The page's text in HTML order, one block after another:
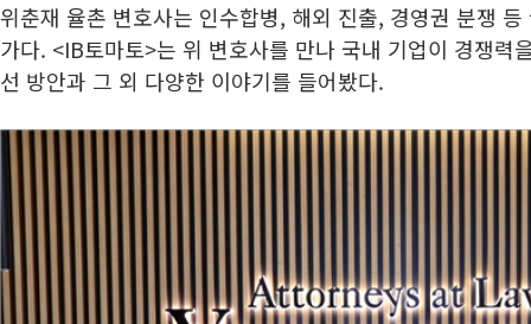
위춘재 율촌 변호사는 인수합병, 해외 진출, 경영권 분쟁
가다. <IB토마토>는 위 변호사를 만나 국내 기업이 경쟁력
선 방안과 그 외 다양한 이야기를 들어봤다.